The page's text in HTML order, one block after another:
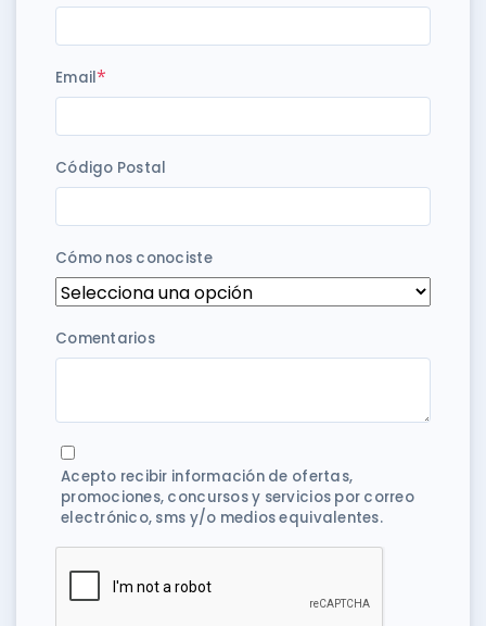
Email*
Código Postal
Cómo nos conociste
Comentarios
Acepto recibir información de ofertas,
promociones, concursos y servicios por correo
electrónico, sms y/o medios equivalentes.